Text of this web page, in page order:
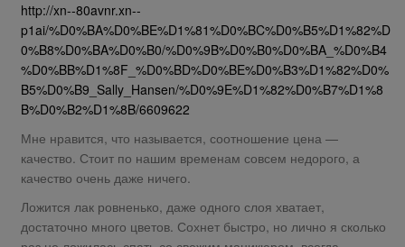
http://xn--80avnr.xn--
p1ai/%D0%BA%D0%BE%D1%81%D0%BC%D0%B5%D1%82%D
0%B8%D0%BA%D0%B0/%D0%9B%D0%B0%D0%BA_%D0%B4
%D0%BB%D1%8F_%D0%BD%D0%BE%D0%B3%D1%82%D0%
B5%D0%B9_Sally_Hansen/%D0%9E%D1%82%D0%B7%D1%8
B%D0%B2%D1%8B/6609622
Мне нравится, что называется, соотношение цена —
качество. Стоит по нашим временам совсем недорого, а
качество очень даже ничего.
Ложится лак ровненько, даже одного слоя хватает,
достаточно много цветов. Сохнет быстро, но лично я сколько